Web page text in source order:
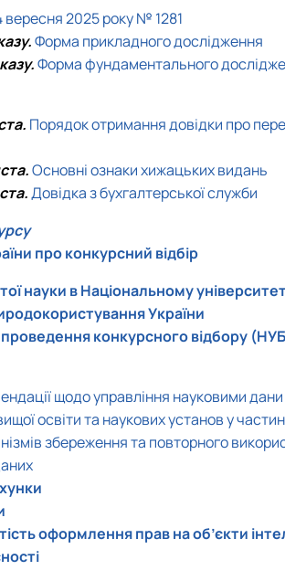
2025 року № 1281
Форма прикладного дослідження
Форма фундаментального дослідже
Порядок отримання довідки про пере
Ocновні ознаки хижацьких видань
Довідка з бухгалтерської служби
про конкурсний відбір
науки в Національному
України
конкурсного відбору
щодо управління науковими дани
освіти та наукових установ у
збереження та повторного
оформлення прав на об’єкти